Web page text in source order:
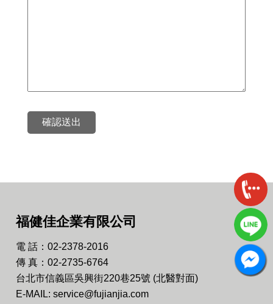
確認送出
福健佳企業有限公司
電 話：02-2378-2016
傳 真：02-2735-6764
台北市信義區吳興街220巷25號 (北醫對面)
E-MAIL: service@fujianjia.com